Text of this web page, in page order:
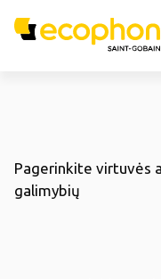
Pagerinkite virtuvės
galimybių